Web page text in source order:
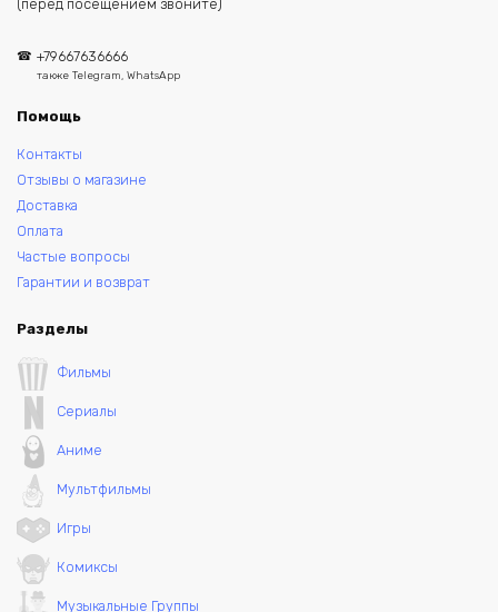
(перед посещением звоните)
+79667636666
также Telegram, WhatsApp
Помощь
Контакты
Отзывы о магазине
Доставка
Оплата
Частые вопросы
Гарантии и возврат
Разделы
Фильмы
Сериалы
Аниме
Мультфильмы
Игры
Комиксы
Музыкальные Группы